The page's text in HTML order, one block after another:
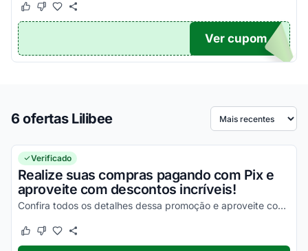
Este cupom funcionou
Este cupom não funcionou
TICO
Ver cupom
6 ofertas Lilibee Ordenar por
Verificado
Realize suas compras pagando com Pix e
aproveite com descontos incríveis!
Confira todos os detalhes dessa promoção e aproveite com vantagens incríveis!
Este cupom funcionou
Este cupom não funcionou